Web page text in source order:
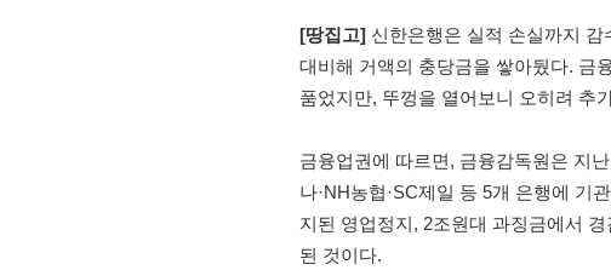
[땅집고] 신한은행은 실적 손실까지
대비해 거액의 충당금을 쌓아뒀다. 금
품었지만, 뚜껑을 열어보니 오히려 추
금융업권에 따르면, 금융감독원은 지
나·NH농협·SC제일 등 5개 은행에 기
지된 영업정지, 2조원대 과징금에서
된 것이다.